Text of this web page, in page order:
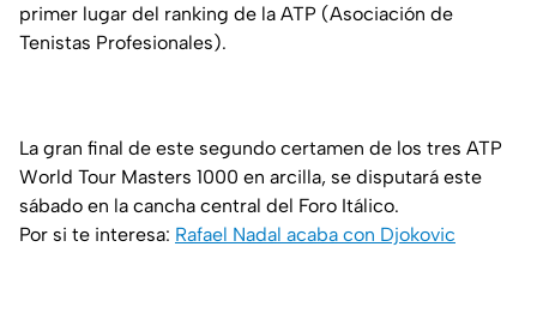
primer lugar del ranking de la ATP (Asociación de
Tenistas Profesionales).
La gran final de este segundo certamen de los tres ATP
World Tour Masters 1000 en arcilla, se disputará este
sábado en la cancha central del Foro Itálico.
Por si te interesa: Rafael Nadal acaba con Djokovic